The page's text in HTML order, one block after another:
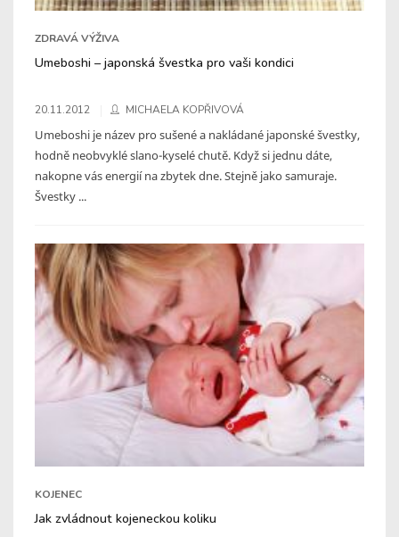
ZDRAVÁ VÝŽIVA
Umeboshi – japonská švestka pro vaši kondici
20.11.2012 MICHAELA KOPŘIVOVÁ
Umeboshi je název pro sušené a nakládané japonské švestky,
hodně neobvyklé slano-kyselé chutě. Když si jednu dáte,
nakopne vás energií na zbytek dne. Stejně jako samuraje.
Švestky ...
KOJENEC
Jak zvládnout kojeneckou koliku